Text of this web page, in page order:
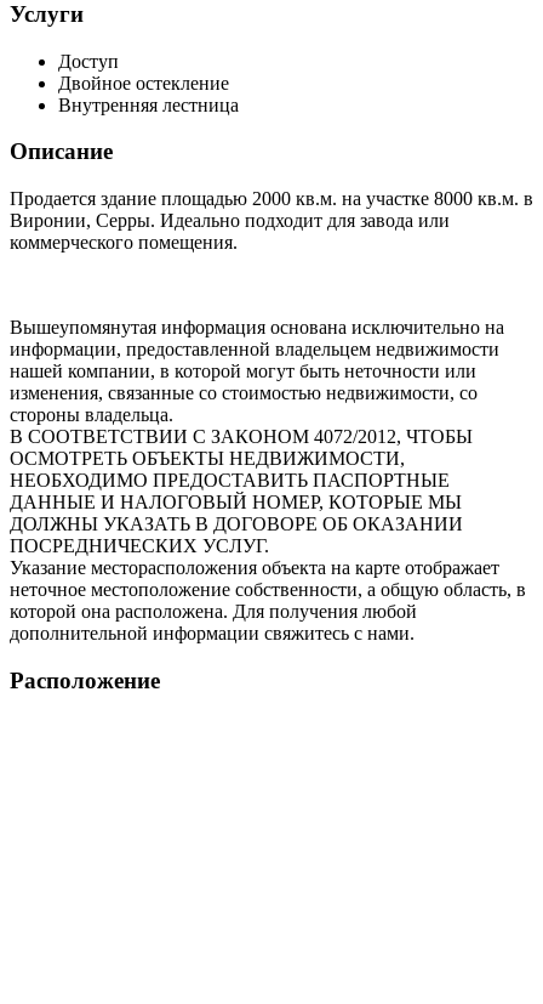
Услуги
Доступ
Двойное остекление
Внутренняя лестница
Описание
Продается здание площадью 2000 кв.м. на участке 8000 кв.м. в
Виронии, Серры. Идеально подходит для завода или
коммерческого помещения.
Вышеупомянутая информация основана исключительно на
информации, предоставленной владельцем недвижимости
нашей компании, в которой могут быть неточности или
изменения, связанные со стоимостью недвижимости, со
стороны владельца.
В СООТВЕТСТВИИ С ЗАКОНОМ 4072/2012, ЧТОБЫ
ОСМОТРЕТЬ ОБЪЕКТЫ НЕДВИЖИМОСТИ,
НЕОБХОДИМО ПРЕДОСТАВИТЬ ПАСПОРТНЫЕ
ДАННЫЕ И НАЛОГОВЫЙ НОМЕР, КОТОРЫЕ МЫ
ДОЛЖНЫ УКАЗАТЬ В ДОГОВОРЕ ОБ ОКАЗАНИИ
ПОСРЕДНИЧЕСКИХ УСЛУГ.
Указание месторасположения объекта на карте отображает
неточное местоположение собственности, а общую область, в
которой она расположена. Для получения любой
дополнительной информации свяжитесь с нами.
Расположение